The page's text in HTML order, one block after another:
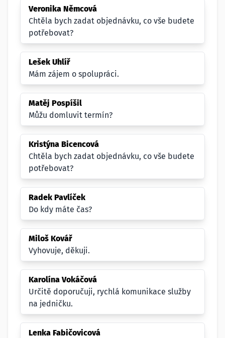
Veronika Němcová
Chtěla bych zadat objednávku, co vše budete
potřebovat?
Lešek Uhlíř
Mám zájem o spolupráci.
Matěj Pospíšil
Můžu domluvit termín?
Kristýna Bicencová
Chtěla bych zadat objednávku, co vše budete
potřebovat?
Radek Pavlíček
Do kdy máte čas?
Miloš Kovář
Vyhovuje, děkuji.
Karolína Vokáčová
Určitě doporučuji, rychlá komunikace služby
na jedničku.
Lenka Fabičovicová